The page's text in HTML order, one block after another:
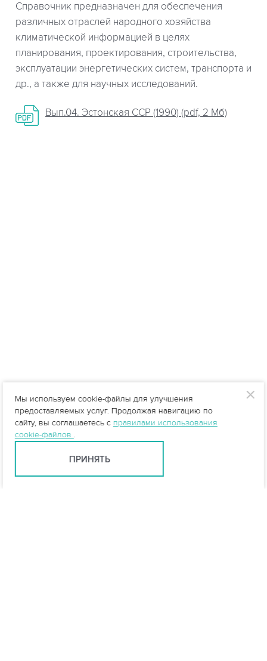
Справочник предназначен для обеспечения
различных отраслей народного хозяйства
климатической информацией в целях
планирования, проектирования, строительства,
эксплуатации энергетических систем, транспорта и
др., а также для научных исследований.
Вып.04. Эстонская ССР (1990) (pdf, 2 Мб)
Мы используем cookie-файлы для улучшения
предоставляемых услуг. Продолжая навигацию по
сайту, вы соглашаетесь с правилами использования
cookie-файлов .
ПРИНЯТЬ